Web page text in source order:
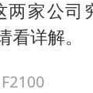
两家公司
看详解。